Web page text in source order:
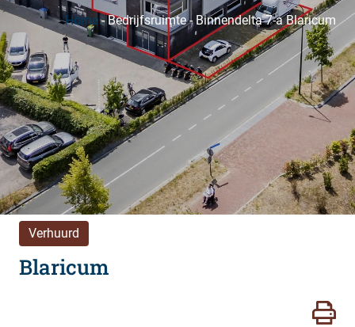
Home-Bedrijfsruimte- Binnendelta 7-a Blaricum
Verhuurd
Blaricum